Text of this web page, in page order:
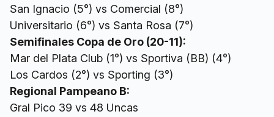
San Ignacio (5°) vs Comercial (8°)
Universitario (6°) vs Santa Rosa (7°)
Semifinales Copa de Oro (20-11):
Mar del Plata Club (1°) vs Sportiva (BB) (4°)
Los Cardos (2°) vs Sporting (3°)
Regional Pampeano B:
Gral Pico 39 vs 48 Uncas